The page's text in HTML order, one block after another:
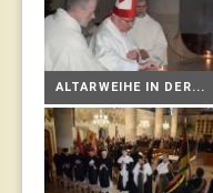
ALTARWEIHE IN DER...